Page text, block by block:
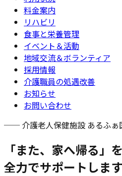
料金案内
リハビリ
食事と栄養管理
イベント＆活動
地域交流＆ボランティア
採用情報
介護職員の処遇改善
お知らせ
お問い合わせ
── 介護老人保健施設 あるふぁ
「また、家へ帰る」を
全力でサポートします